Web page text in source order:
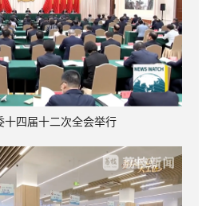
十四届十二次全会举行